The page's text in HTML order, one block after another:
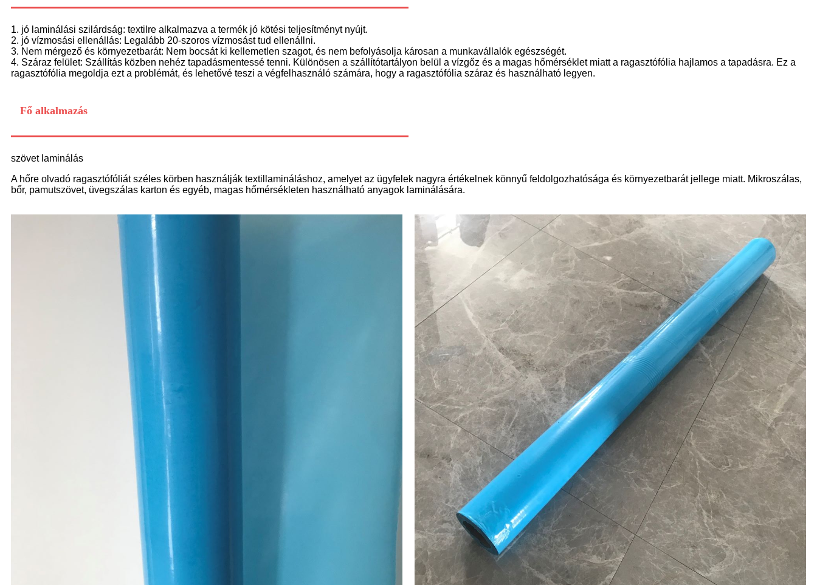
1. jó laminálási szilárdság: textilre alkalmazva a termék jó kötési teljesítményt nyújt.
2. jó vízmosási ellenállás: Legalább 20-szoros vízmosást tud ellenállni.
3. Nem mérgező és környezetbarát: Nem bocsát ki kellemetlen szagot, és nem befolyásolja károsan a munkavállalók egészségét.
4. Száraz felület: Szállítás közben nehéz tapadásmentessé tenni. Különösen a szállítótartályon belül a vízgőz és a magas hőmérséklet miatt a ragasztófólia hajlamos a tapadásra. Ez a
ragasztófólia megoldja ezt a problémát, és lehetővé teszi a végfelhasználó számára, hogy a ragasztófólia száraz és használható legyen.
Fő alkalmazás
szövet laminálás
A hőre olvadó ragasztófóliát széles körben használják textillamináláshoz, amelyet az ügyfelek nagyra értékelnek könnyű feldolgozhatósága és környezetbarát jellege miatt. Mikroszálas,
bőr, pamutszövet, üvegszálas karton és egyéb, magas hőmérsékleten használható anyagok laminálására.